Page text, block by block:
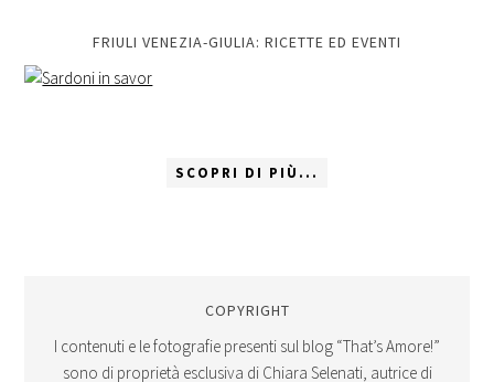
FRIULI VENEZIA-GIULIA: RICETTE ED EVENTI
SCOPRI DI PIÙ...
COPYRIGHT
I contenuti e le fotografie presenti sul blog “That’s Amore!”
sono di proprietà esclusiva di Chiara Selenati, autrice di